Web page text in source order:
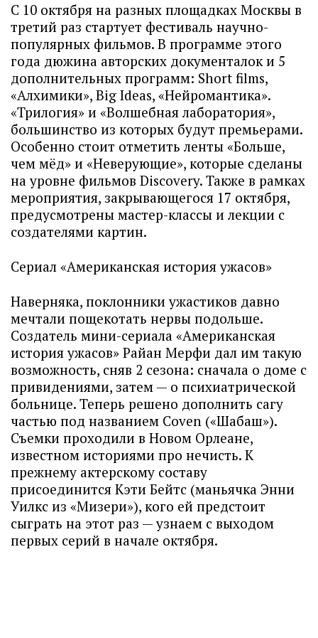
С 10 октября на разных площадках Москвы в
третий раз стартует фестиваль научно-
популярных фильмов. В программе этого
года дюжина авторских документалок и 5
дополнительных программ: Short films,
«Алхимики», Big Ideas, «Нейромантика».
«Трилогия» и «Волшебная лаборатория»,
большинство из которых будут премьерами.
Особенно стоит отметить ленты «Больше,
чем мёд» и «Неверующие», которые сделаны
на уровне фильмов Discovery. Также в рамках
мероприятия, закрывающегося 17 октября,
предусмотрены мастер-классы и лекции с
создателями картин.
Сериал «Американская история ужасов»
Наверняка, поклонники ужастиков давно
мечтали пощекотать нервы подольше.
Создатель мини-сериала «Американская
история ужасов» Райан Мерфи дал им такую
возможность, сняв 2 сезона: сначала о доме с
привидениями, затем — о психиатрической
больнице. Теперь решено дополнить сагу
частью под названием Coven («Шабаш»).
Съемки проходили в Новом Орлеане,
известном историями про нечисть. К
прежнему актерскому составу
присоединится Кэти Бейтс (маньячка Энни
Уилкс из «Мизери»), кого ей предстоит
сыграть на этот раз — узнаем с выходом
первых серий в начале октября.